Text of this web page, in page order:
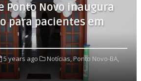
Ponto Novo inaugura
para pacientes em
5 years ago Notícias,Ponto Novo-BA,